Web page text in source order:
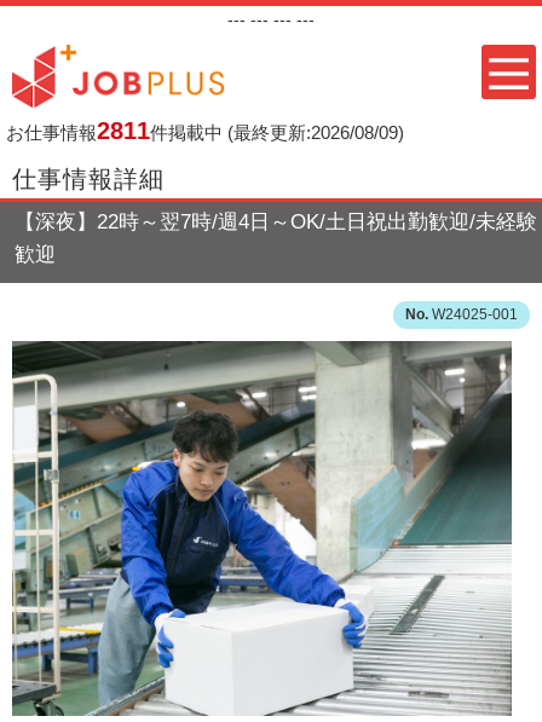
--- --- --- ---
お仕事情報2811件掲載中 (最終更新:2026/08/09)
仕事情報詳細
【深夜】22時～翌7時/週4日～OK/土日祝出勤歓迎/未経験
歓迎
W24025-001